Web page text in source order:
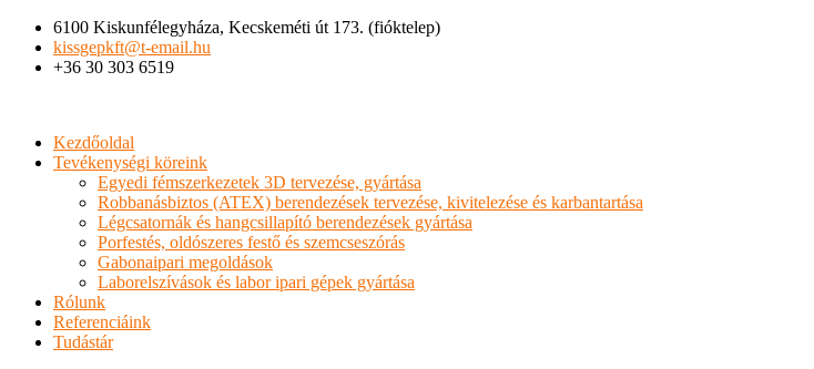
6100 Kiskunfélegyháza, Kecskeméti út 173. (fióktelep)
kissgepkft@t-email.hu
+36 30 303 6519
Kezdőoldal
Tevékenységi köreink
Egyedi fémszerkezetek 3D tervezése, gyártása
Robbanásbiztos (ATEX) berendezések tervezése, kivitelezése és karbantartása
Légcsatornák és hangcsillapító berendezések gyártása
Porfestés, oldószeres festő és szemcseszórás
Gabonaipari megoldások
Laborelszívások és labor ipari gépek gyártása
Rólunk
Referenciáink
Tudástár